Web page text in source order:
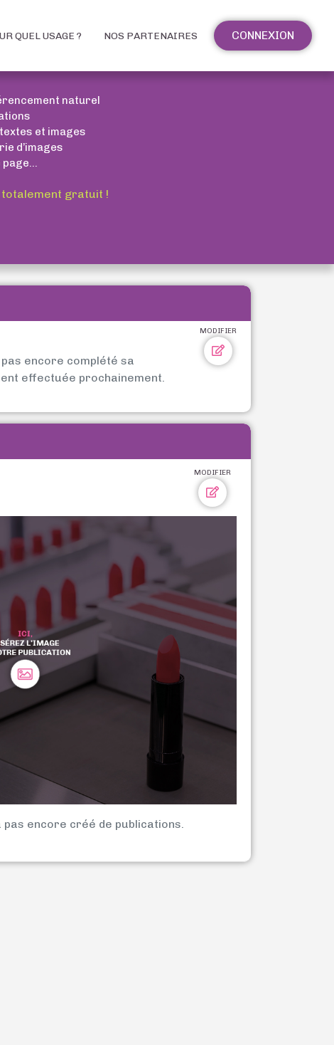
QUEL USAGE ? NOS PARTENAIRES CONNEXION
naturel
et images
d’images
totalement gratuit !
MODIFIER
encore complété sa
effectuée prochainement.
MODIFIER
pas encore créé de publications.